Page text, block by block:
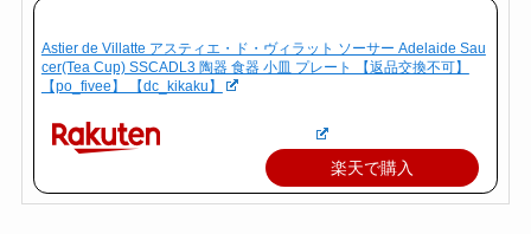
Astier de Villatte アスティエ・ド・ヴィラット ソーサー Adelaide Sau
cer(Tea Cup) SSCADL3 陶器 食器 小皿 プレート 【返品交換不可】
【po_fivee】 【dc_kikaku】
楽天で購入